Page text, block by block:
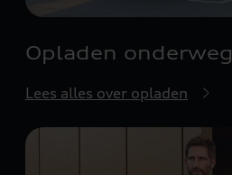
9
Opladen onderweg
Lees alles over opladen